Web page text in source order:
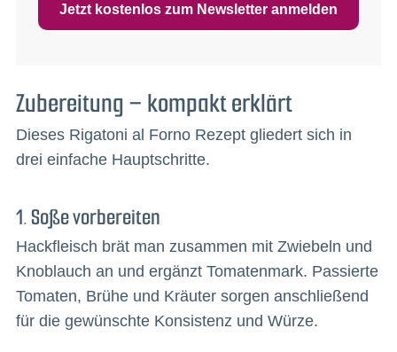
Jetzt kostenlos zum Newsletter anmelden
Zubereitung – kompakt erklärt
Dieses Rigatoni al Forno Rezept gliedert sich in
drei einfache Hauptschritte.
1. Soße vorbereiten
Hackfleisch brät man zusammen mit Zwiebeln und
Knoblauch an und ergänzt Tomatenmark. Passierte
Tomaten, Brühe und Kräuter sorgen anschließend
für die gewünschte Konsistenz und Würze.